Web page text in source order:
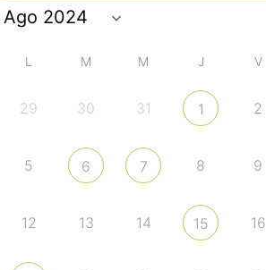
L M M J V
29 30 31 1 2
5 6 7 8 9
12 13 14 15 16